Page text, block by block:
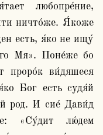
любопре́ние,
ничто́же. Я́коже
есть, я́ко не ищу́
Мя». Поне́же бо
проро́к ви́дяшеся
Бог есть судя́й
род. И сие́ Дави́д
«Су́дит лю́дем